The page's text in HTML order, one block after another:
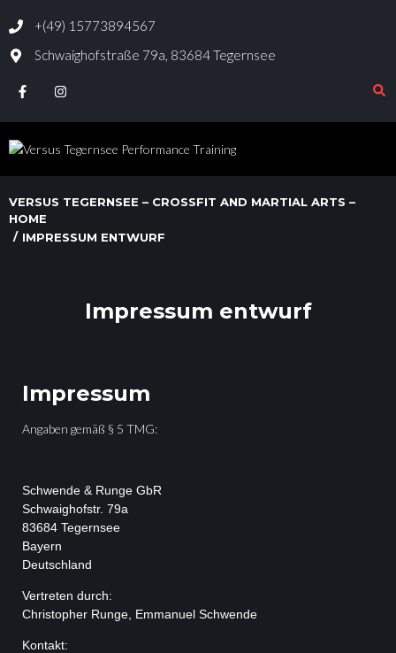
+(49) 15773894567
Schwaighofstraße 79a, 83684 Tegernsee
VERSUS TEGERNSEE – CROSSFIT AND MARTIAL ARTS –
HOME
/ IMPRESSUM ENTWURF
Impressum entwurf
Impressum
Angaben gemäß § 5 TMG:
Schwende & Runge GbR
Schwaighofstr. 79a
83684 Tegernsee
Bayern
Deutschland
Vertreten durch:
Christopher Runge, Emmanuel Schwende
Kontakt: